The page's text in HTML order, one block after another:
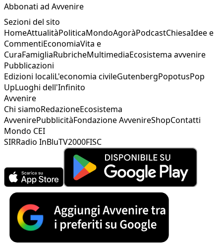
Abbonati ad Avvenire
Sezioni del sito
HomeAttualitàPoliticaMondoAgoràPodcastChiesaIdee e
CommentiEconomiaVita e
CuraFamigliaRubricheMultimediaEcosistema avvenire
Pubblicazioni
Edizioni localiL'economia civileGutenbergPopotusPop
UpLuoghi dell'Infinito
Avvenire
Chi siamoRedazioneEcosistema
AvvenirePubblicitàFondazione AvvenireShopContatti
Mondo CEI
SIRRadio InBluTV2000FISC